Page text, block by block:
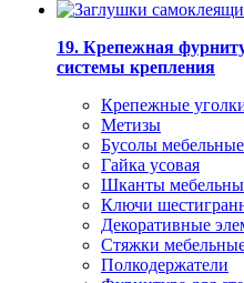
19. Крепежная
системы крепления
Крепежные
Метизы
Бусолы мебельные
Гайка усовая
Шканты
Ключи
Декоративные
Стяжки
Полкодержатели